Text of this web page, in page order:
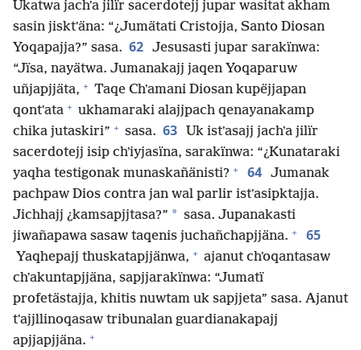
Ukatwa jachʼa jilïr sacerdotejj jupar wasitat akham
sasin jisktʼäna: “¿Jumätati Cristojja, Santo Diosan
Yoqapajja?” sasa. 62 Jesusasti jupar sarakïnwa:
“Jïsa, nayätwa. Jumanakajj jaqen Yoqaparuw
uñjapjjäta, + Taqe Chʼamani Diosan kupëjjapan
qontʼata + ukhamaraki alajjpach qenayanakamp
chika jutaskiri” + sasa. 63
Uk istʼasajj jachʼa jilïr
sacerdotejj isip chʼiyjasïna, sarakïnwa: “¿Kunataraki
yaqha testigonak munaskañänisti? + 64 Jumanak
pachpaw Dios contra jan wal parlir istʼasipktajja.
Jichhajj ¿kamsapjjtasa?” * sasa. Jupanakasti
jiwañapawa sasaw taqenis juchañchapjjäna. + 65
Yaqhepajj thuskatapjjänwa, + ajanut chʼoqantasaw
chʼakuntapjjäna, sapjjarakïnwa: “Jumatï
profetästajja, khitis nuwtam uk sapjjeta” sasa. Ajanut
tʼajjllinoqasaw tribunalan guardianakapajj
apjjapjjäna. +